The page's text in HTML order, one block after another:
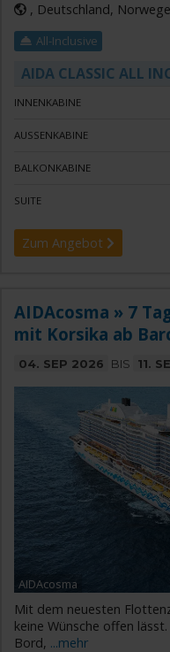
, Deutschland,
All-Inclusive
AIDA CLASSIC ALL
INNENKABINE
AUSSENKABINE
BALKONKABINE
SUITE
Zum Angebot
AIDAcosma » 7
mit Korsika ab
04. SEP 2026 BIS 11.
AIDAcosma
Mit dem neuesten
keine Wünsche offen
Bord, ...mehr